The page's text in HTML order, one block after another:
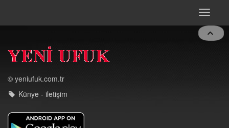
Toggle
© yeniufuk.com.tr
Künye - iletişim